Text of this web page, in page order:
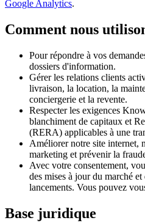
Google Analytics.
Comment nous
Pour répondre à vos
dossiers d'information.
Gérer les relations clients
livraison, la location, la
conciergerie et la revente.
Respecter les exigences
blanchiment de capitaux et
(RERA) applicables à une
Améliorer notre site internet,
marketing et prévenir la
Avec votre consentement,
des mises à jour du marché
lancements. Vous pouvez
Base juridique